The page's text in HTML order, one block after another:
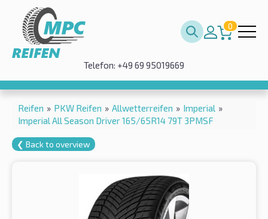
0
Telefon: +49 69 95019669
Reifen » PKW Reifen » Allwetterreifen » Imperial »
Imperial All Season Driver 165/65R14 79T 3PMSF
❮ Back to overview